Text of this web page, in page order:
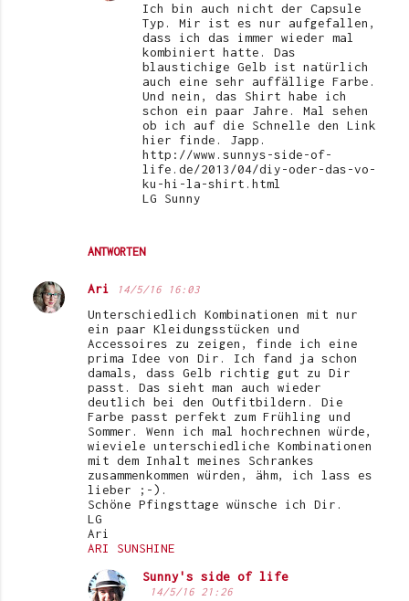
ANTWORTEN
Ich bin auch nicht der Capsule
Typ. Mir ist es nur aufgefallen,
dass ich das immer wieder mal
kombiniert hatte. Das
blaustichige Gelb ist natürlich
auch eine sehr auffällige Farbe.
Und nein, das Shirt habe ich
schon ein paar Jahre. Mal sehen
ob ich auf die Schnelle den Link
hier finde. Japp.
http://www.sunnys-side-of-
life.de/2013/04/diy-oder-das-vo-
ku-hi-la-shirt.html
LG Sunny
Ari 14/5/16 16:03
Unterschiedlich Kombinationen mit nur
ein paar Kleidungsstücken und
Accessoires zu zeigen, finde ich eine
prima Idee von Dir. Ich fand ja schon
damals, dass Gelb richtig gut zu Dir
passt. Das sieht man auch wieder
deutlich bei den Outfitbildern. Die
Farbe passt perfekt zum Frühling und
Sommer. Wenn ich mal hochrechnen würde,
wieviele unterschiedliche Kombinationen
mit dem Inhalt meines Schrankes
zusammenkommen würden, ähm, ich lass es
lieber ;-).
Schöne Pfingsttage wünsche ich Dir.
LG
Ari
ARI SUNSHINE
Sunny's side of life
14/5/16 21:26